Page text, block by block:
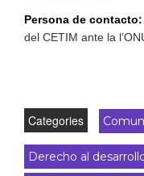
Persona de contacto:
del CETIM ante la
Categories
Derecho al